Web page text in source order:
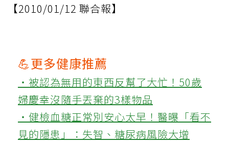
【2010/01/12 聯合報】
💪更多健康推薦
‧被認為無用的東西反幫了大忙！50歲
婦慶幸沒隨手丟棄的3樣物品
‧健檢血糖正常別安心太早！醫曝「看不
見的隱患」：失智、糖尿病風險大增